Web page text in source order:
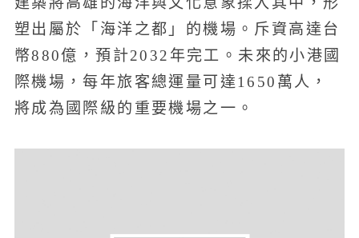
塑出屬於「海洋之都」的機場。斥資高達台
幣880億，預計2032年完工。未來的小港國
際機場，每年旅客總運量可達1650萬人，
將成為國際級的重要機場之一。